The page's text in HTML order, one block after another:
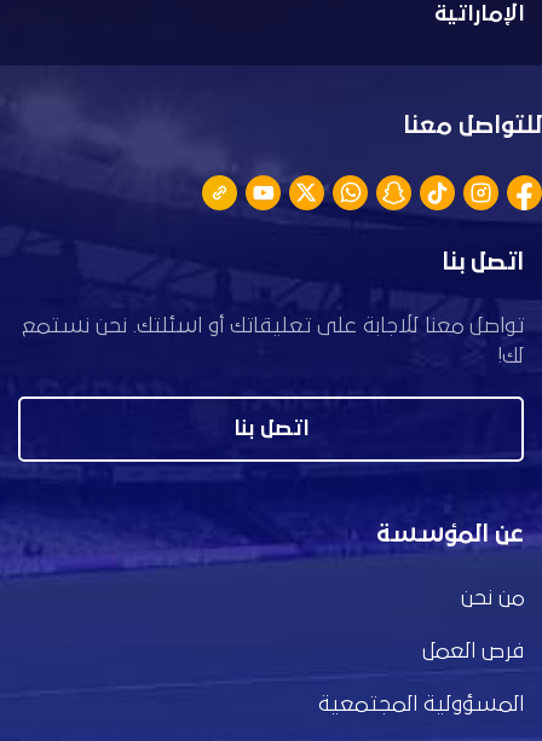
الإماراتية
للتواصل معنا
اتصل بنا
تواصل معنا للاجابة على تعليقاتك أو اسئلتك. نحن نستمع
لك!
اتصل بنا
عن المؤسسة
من نحن
فرص العمل
المسؤولية المجتمعية